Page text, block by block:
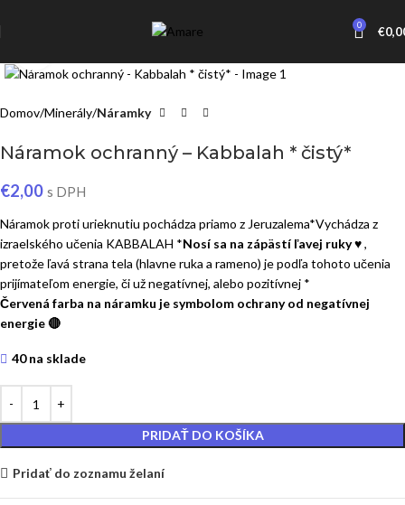
0 €
Domov Minerály Náramky
Náramok ochranný – Kabbalah * čistý*
€2,00 s DPH
Náramok proti urieknutiu pochádza priamo z Jeruzalema*Vychádza z
izraelského učenia KABBALAH *Nosí sa na zápästí ľavej ruky ♥,
pretože ľavá strana tela (hlavne ruka a rameno) je podľa tohoto učenia
prijímateľom energie, či už negatívnej, alebo pozitívnej *
Červená farba na náramku je symbolom ochrany od negatívnej
energie🔴
40 na sklade
PRIDAŤ DO KOŠÍKA
Pridať do zoznamu želaní